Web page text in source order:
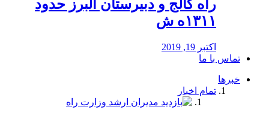
راه كالج و دبيرستان البرز حدود
۱۳۱۱ه ش
اکتبر 19, 2019
تماس با ما
خبرها
تمام اخبار